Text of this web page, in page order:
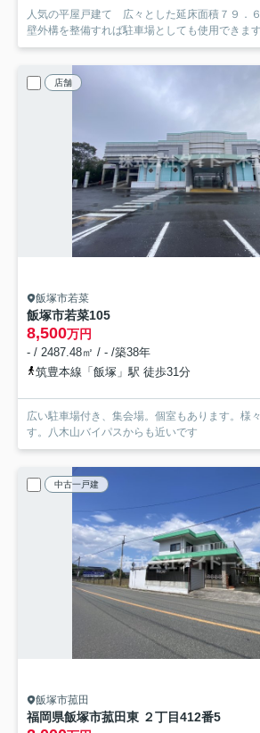
人気の平屋戸建て 広々とした延床面積７９．
壁外構を整備すれば駐車場としても使用できます
店舗
飯塚市若菜
飯塚市若菜105
8,500万円
- / 2487.48㎡ / - /築38年
筑豊本線「飯塚」駅 徒歩31分
広い駐車場付き、集会場。個室もあります。様
す。八木山バイパスからも近いです
中古一戸建
飯塚市菰田
福岡県飯塚市菰田東 ２丁目412番5